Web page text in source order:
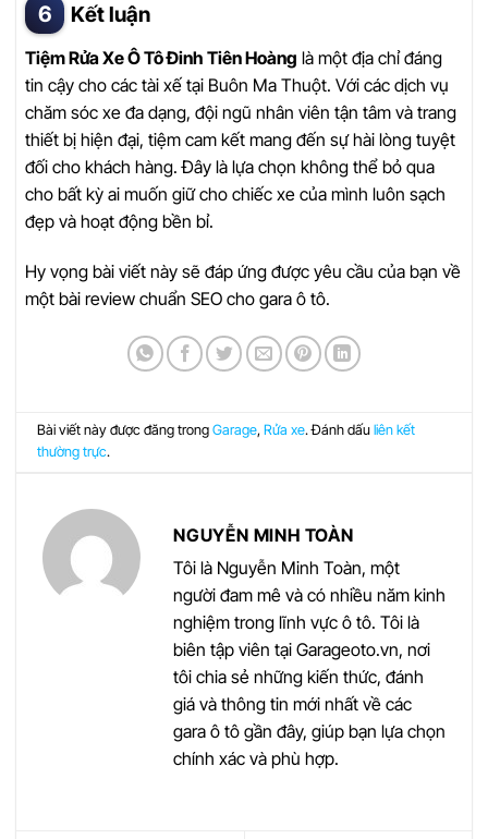
Kết luận
Tiệm Rửa Xe Ô Tô Đinh Tiên Hoàng là một địa chỉ đáng
tin cậy cho các tài xế tại Buôn Ma Thuột. Với các dịch vụ
chăm sóc xe đa dạng, đội ngũ nhân viên tận tâm và trang
thiết bị hiện đại, tiệm cam kết mang đến sự hài lòng tuyệt
đối cho khách hàng. Đây là lựa chọn không thể bỏ qua
cho bất kỳ ai muốn giữ cho chiếc xe của mình luôn sạch
đẹp và hoạt động bền bỉ.
Hy vọng bài viết này sẽ đáp ứng được yêu cầu của bạn về
một bài review chuẩn SEO cho gara ô tô.
Bài viết này được đăng trongGarage,Rửa xe. Đánh dấuliên kết
thường trực.
NGUYỄN MINH TOÀN
Tôi là Nguyễn Minh Toàn, một
người đam mê và có nhiều năm kinh
nghiệm trong lĩnh vực ô tô. Tôi là
biên tập viên tại Garageoto.vn, nơi
tôi chia sẻ những kiến thức, đánh
giá và thông tin mới nhất về các
gara ô tô gần đây, giúp bạn lựa chọn
chính xác và phù hợp.